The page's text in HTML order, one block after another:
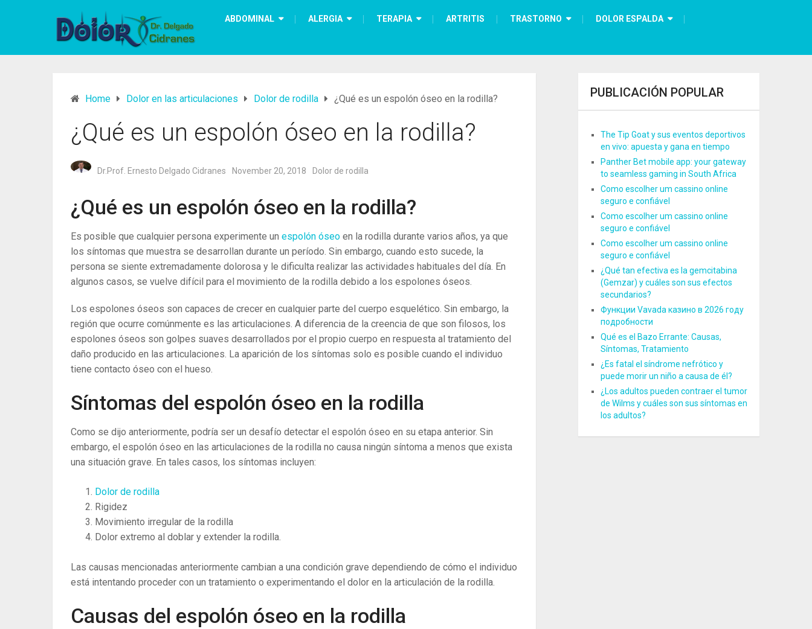
ABDOMINAL ALERGIA TERAPIA ARTRITIS TRASTORNO DOLOR ESPALDA
Home Dolor en las articulaciones Dolor de rodilla ¿Qué es un espolón óseo en la rodilla?
¿Qué es un espolón óseo en la rodilla?
Dr.Prof. Ernesto Delgado Cidranes November 20, 2018 Dolor de rodilla
¿Qué es un espolón óseo en la rodilla?
Es posible que cualquier persona experimente un espolón óseo en la rodilla durante varios años, ya que
los síntomas que muestra se desarrollan durante un período. Sin embargo, cuando esto sucede, la
persona se siente extremadamente dolorosa y le dificulta realizar las actividades habituales del día. En
algunos casos, se vuelve difícil para el movimiento de la rodilla debido a los espolones óseos.
Los espolones óseos son capaces de crecer en cualquier parte del cuerpo esquelético. Sin embargo, la
región que ocurre comúnmente es las articulaciones. A diferencia de la creencia de que son filosos, los
espolones óseos son golpes suaves desarrollados por el propio cuerpo en respuesta al tratamiento del
daño producido en las articulaciones. La aparición de los síntomas solo es posible cuando el individuo
tiene contacto óseo con el hueso.
Síntomas del espolón óseo en la rodilla
Como se dijo anteriormente, podría ser un desafío detectar el espolón óseo en su etapa anterior. Sin
embargo, el espolón óseo en las articulaciones de la rodilla no causa ningún síntoma a menos que exista
una situación grave. En tales casos, los síntomas incluyen:
Dolor de rodilla
Rigidez
Movimiento irregular de la rodilla
Dolor extremo al doblar y extender la rodilla.
Las causas mencionadas anteriormente cambian a una condición grave dependiendo de cómo el individuo
está intentando proceder con un tratamiento o experimentando el dolor en la articulación de la rodilla.
Causas del espolón óseo en la rodilla
PUBLICACIÓN POPULAR
The Tip Goat y sus eventos deportivos
en vivo: apuesta y gana en tiempo
Panther Bet mobile app: your gateway
to seamless gaming in South Africa
Como escolher um cassino online
seguro e confiável
Como escolher um cassino online
seguro e confiável
Como escolher um cassino online
seguro e confiável
¿Qué tan efectiva es la gemcitabina
(Gemzar) y cuáles son sus efectos
secundarios?
Функции Vavada казино в 2026 году
подробности
Qué es el Bazo Errante: Causas,
Síntomas, Tratamiento
¿Es fatal el síndrome nefrótico y
puede morir un niño a causa de él?
¿Los adultos pueden contraer el tumor
de Wilms y cuáles son sus síntomas en
los adultos?